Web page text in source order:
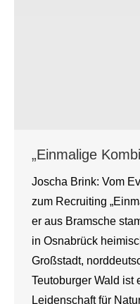
„Einmalige
Joscha Brink: Vom
zum Recruiting
er aus Bramsche
in Osnabrück
Großstadt,
Teutoburger Wald ist
Leidenschaft für